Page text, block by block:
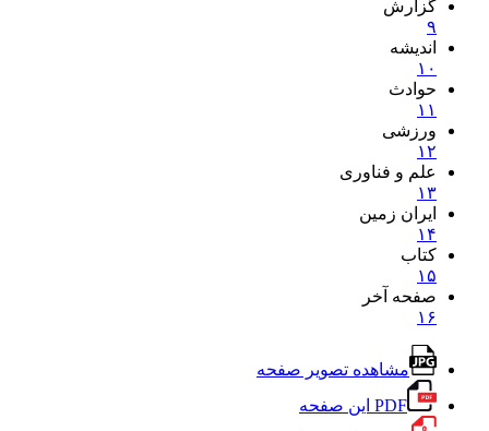
گزارش
۹
اندیشه
۱۰
حوادث
۱۱
ورزشی
۱۲
علم و فناوری
۱۳
ایران زمین
۱۴
کتاب
۱۵
صفحه آخر
۱۶
مشاهده تصویر صفحه
PDF این صفحه